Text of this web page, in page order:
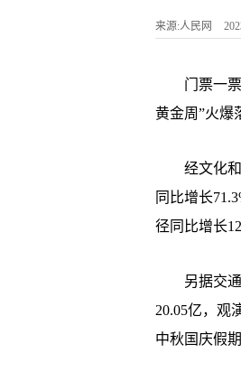
来源:人民网
门票一票
黄金周”火爆
经文化和
同比增长
径同比增长
另据交通
20.05亿，观
中秋国庆假